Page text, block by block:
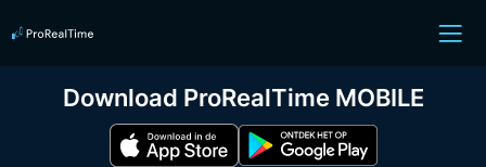
Download ProRealTime MOBILE